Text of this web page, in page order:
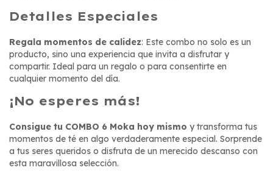
Detalles Especiales
Regala momentos de calidez: Este combo no solo es un
producto, sino una experiencia que invita a disfrutar y
compartir. Ideal para un regalo o para consentirte en
cualquier momento del día.
¡No esperes más!
Consigue tu COMBO 6 Moka hoy mismo y transforma tus
momentos de té en algo verdaderamente especial. Sorprende
a tus seres queridos o disfruta de un merecido descanso con
esta maravillosa selección.